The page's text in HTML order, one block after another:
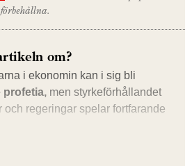
om?
i ekonomin kan i sig bli
profetia, men styrke­förhållandet
och regeringar spelar fortfarande